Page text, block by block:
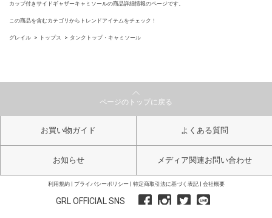
カップ付きサイドギャザーキャミソールの商品詳細情報のページです。
この商品を含むカテゴリからトレンドアイテムをチェック！
グレイル トップス タンクトップ・キャミソール
ページのトップに戻る
お買い物ガイド よくある質問
お知らせ メディア関連お問い合わせ
利用規約 プライバシーポリシー 特定商取引法に基づく表記 会社概要
GRL OFFICIAL SNS